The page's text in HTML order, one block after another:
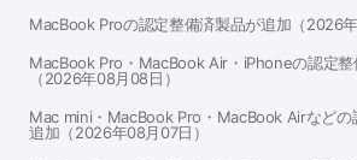
MacBook Proの認定整備済製品が追加（2026
MacBook Pro・MacBook Air・iPhoneの認定整
（2026年08月08日）
Mac mini・MacBook Pro・MacBook Airなどの
追加（2026年08月07日）